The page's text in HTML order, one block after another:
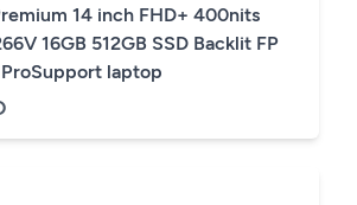
14 inch FHD+ 400nits
16GB 512GB SSD Backlit FP
laptop